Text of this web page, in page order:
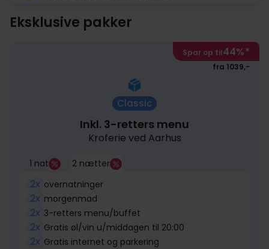
Eksklusive pakker
Spar op til44%*
fra 1039,-
Classic
Inkl. 3-retters menu
Kroferie ved Aarhus
1 nat 2 nætter
2x overnatninger
2x morgenmad
2x 3-retters menu/buffet
2x Gratis øl/vin u/middagen til 20:00
2x Gratis internet og parkering